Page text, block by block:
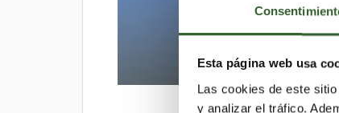
Esta página web usa
Las cookies de este
y analizar el tráfico.